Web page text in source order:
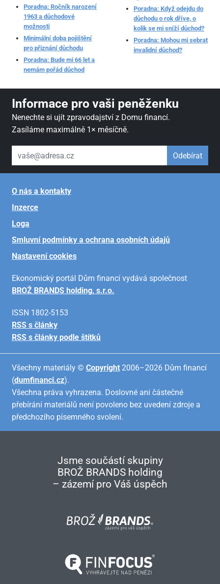
Poradna: Ročník narození
1963 a důchodové
možnosti
Minimální doba pojištění
pro přiznání důchodu
Poradna: Bude mi 66 let a
nemám pořád důchod
Poradna: Když odejdu do
důchodu o rok dříve, o
kolik se mi sníží důchod?
Poradna: Mohou mi sebrat
invalidní důchod?
Informace pro vaši peněženku
Nenechte si ujít zpravodajství z Domu financí.
Zasíláme maximálně 1× měsíčně.
váš email Odebírat
O nás a kontakty
Inzerce
Loga
Smluvní podmínky a ochrana osobních údajů
Nastavení cookies
Ekonomický portál Dům financí vydává společnost
BROŽ BRANDS holding, s.r.o.
ISSN 1802-5153
RSS s články
RSS s články podle štítků
Všechny materiály © Copyright 2006–2026 Dům financí
(dumfinanci.cz).
Všechna práva vyhrazena. Doslovné ani částečné
přebírání materiálů není povoleno bez uvedení zdroje a
předchozího písemného svolení.
Jsme součástí skupiny
BROŽ BRANDS holding
– zázemí pro Váš úspěch